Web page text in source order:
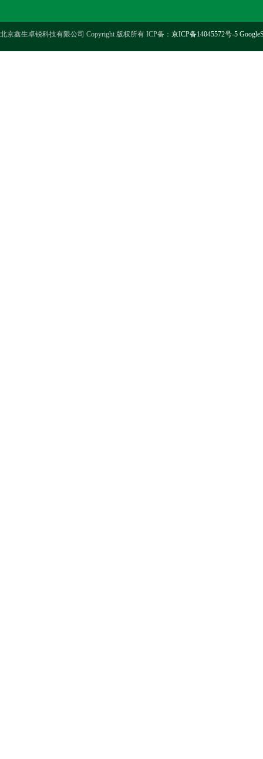
北京鑫生卓锐科技有限公司 Copyright 版权所有 ICP备： 京ICP备14045572号-5